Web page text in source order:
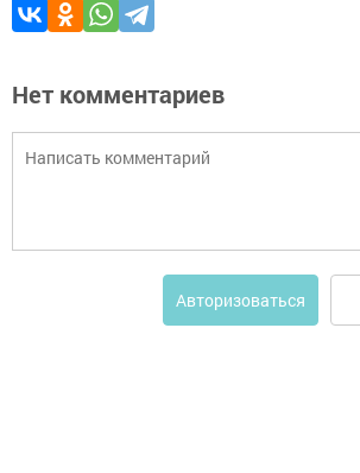
Нет комментариев
Авторизоваться